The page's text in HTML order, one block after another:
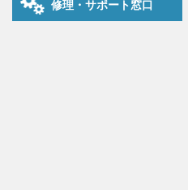
修理・サポート窓口